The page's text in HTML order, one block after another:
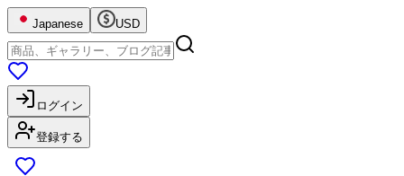
Japanese USD
ログイン
登録する